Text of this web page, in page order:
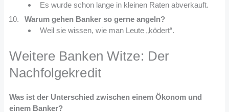
Es wurde schon lange in kleinen Raten abverkauft.
Warum gehen Banker so gerne angeln?
Weil sie wissen, wie man Leute „ködert“.
Weitere Banken Witze: Der
Nachfolgekredit
Was ist der Unterschied zwischen einem Ökonom und
einem Banker?